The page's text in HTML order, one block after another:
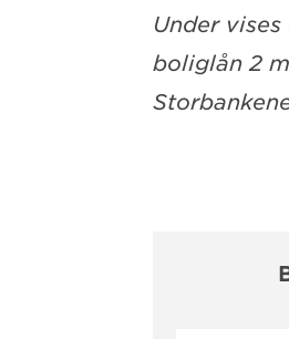
Under
boliglån 2